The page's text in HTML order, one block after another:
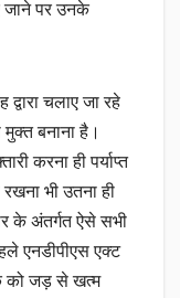
जाने पर उनके
द्वारा चलाए जा रहे
बनाना है।
करना ही पर्याप्त
रखना भी उतना ही
के अंतर्गत ऐसे सभी
एनडीपीएस एक्ट
को जड़ से खत्म